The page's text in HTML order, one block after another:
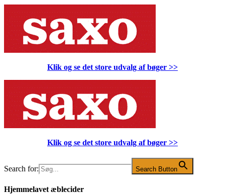
Klik og se det store udvalg af bøger >>
Klik og se det store udvalg af bøger >>
Search for: Search Button
Hjemmelavet æblecider